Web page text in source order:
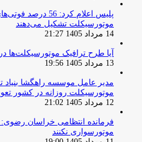
پلیس اعلام کرد: 56
موتورسیکلت تشکیل می‌دهند
14 مرداد 1405 21:27
آیا طرح ترافیک موتورسیکلت‌ها
13 مرداد 1405 19:56
مدیر عامل موسسه راهگشا بنیاد
موتورسیکلت روزانه در کشور
12 مرداد 1405 21:02
فرمانده انتظامی خراسان رضوی:
موتورسواری نکنند